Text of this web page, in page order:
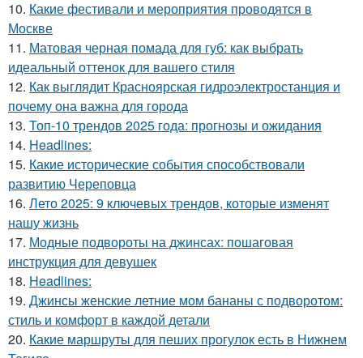
10. Какие фестивали и мероприятия проводятся в
Москве
11. Матовая черная помада для губ: как выбрать
идеальный оттенок для вашего стиля
12. Как выглядит Красноярская гидроэлектростанция и
почему она важна для города
13. Топ-10 трендов 2025 года: прогнозы и ожидания
14. Headlines:
15. Какие исторические события способствовали
развитию Череповца
16. Лето 2025: 9 ключевых трендов, которые изменят
нашу жизнь
17. Модные подвороты на джинсах: пошаговая
инструкция для девушек
18. Headlines:
19. Джинсы женские летние мом бананы с подворотом:
стиль и комфорт в каждой детали
20. Какие маршруты для пеших прогулок есть в Нижнем